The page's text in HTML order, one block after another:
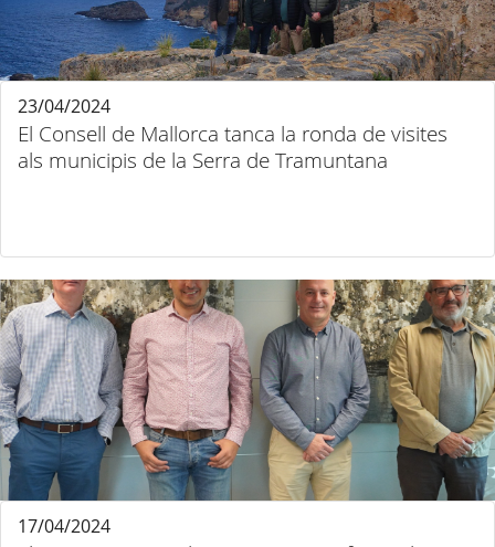
El Consell de Mallorca tanca la ronda de visites
als municipis de la Serra de Tramuntana
23/04/2024
17/04/2024